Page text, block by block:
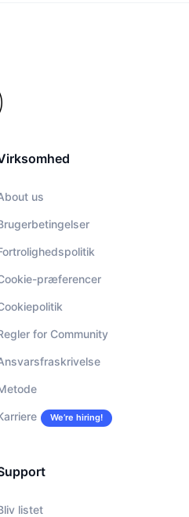
us
præferencer
for Community
We’re hiring!
listet